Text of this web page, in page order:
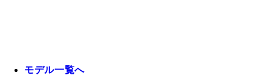
モデル一覧へ